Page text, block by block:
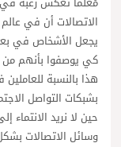
الاتصالات أن في
يجعل الأشخاص في
كي يوصفوا بأنهم من
هذا بالنسبة
بشبكات التواصل
حين لا نريد
وسائل الاتصالات